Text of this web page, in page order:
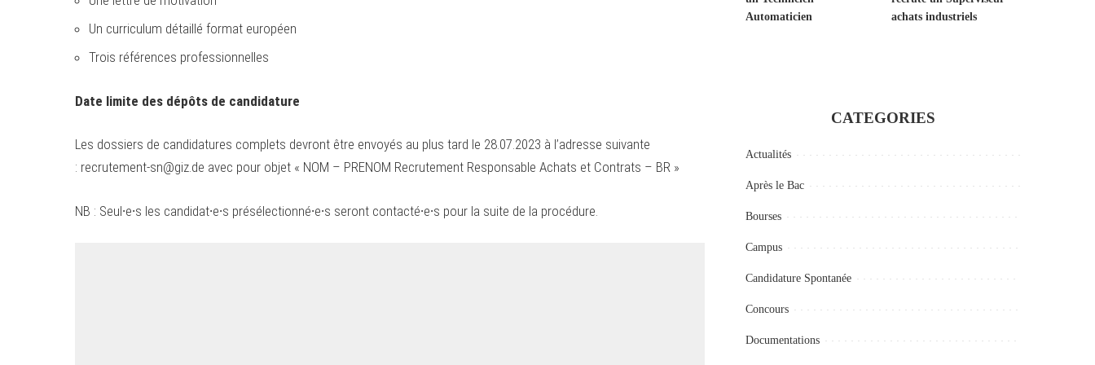
Un curriculum détaillé format européen
Trois références professionnelles
Date limite des dépôts de candidature
Les dossiers de candidatures complets devront être envoyés au plus tard le 28.07.2023 à l’adresse suivante
: recrutement-sn@giz.de avec pour objet « NOM – PRENOM Recrutement Responsable Achats et Contrats – BR »
NB : Seul∙e∙s les candidat∙e∙s présélectionné∙e∙s seront contacté∙e∙s pour la suite de la procédure.
Automaticien
achats industriels
CATEGORIES
Actualités
Après le Bac
Bourses
Campus
Candidature Spontanée
Concours
Documentations